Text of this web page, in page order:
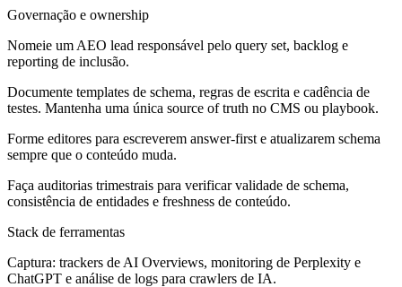
Governação e ownership
Nomeie um AEO lead responsável pelo query set, backlog e
reporting de inclusão.
Documente templates de schema, regras de escrita e cadência de
testes. Mantenha uma única source of truth no CMS ou playbook.
Forme editores para escreverem answer-first e atualizarem schema
sempre que o conteúdo muda.
Faça auditorias trimestrais para verificar validade de schema,
consistência de entidades e freshness de conteúdo.
Stack de ferramentas
Captura: trackers de AI Overviews, monitoring de Perplexity e
ChatGPT e análise de logs para crawlers de IA.